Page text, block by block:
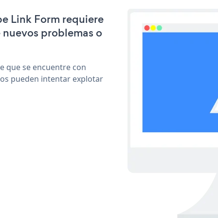
Link Form requiere
problemas o
que se encuentre con
pueden intentar explotar